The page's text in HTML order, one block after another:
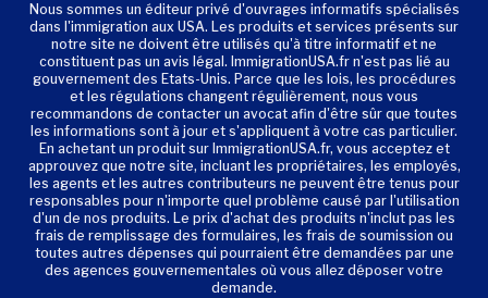
Nous sommes un éditeur privé d'ouvrages informatifs spécialisés
dans l'immigration aux USA. Les produits et services présents sur
notre site ne doivent être utilisés qu'à titre informatif et ne
constituent pas un avis légal. ImmigrationUSA.fr n'est pas lié au
gouvernement des Etats-Unis. Parce que les lois, les procédures
et les régulations changent régulièrement, nous vous
recommandons de contacter un avocat afin d'être sûr que toutes
les informations sont à jour et s'appliquent à votre cas particulier.
En achetant un produit sur ImmigrationUSA.fr, vous acceptez et
approuvez que notre site, incluant les propriétaires, les employés,
les agents et les autres contributeurs ne peuvent être tenus pour
responsables pour n'importe quel problème causé par l'utilisation
d'un de nos produits. Le prix d'achat des produits n'inclut pas les
frais de remplissage des formulaires, les frais de soumission ou
toutes autres dépenses qui pourraient être demandées par une
des agences gouvernementales où vous allez déposer votre
demande.